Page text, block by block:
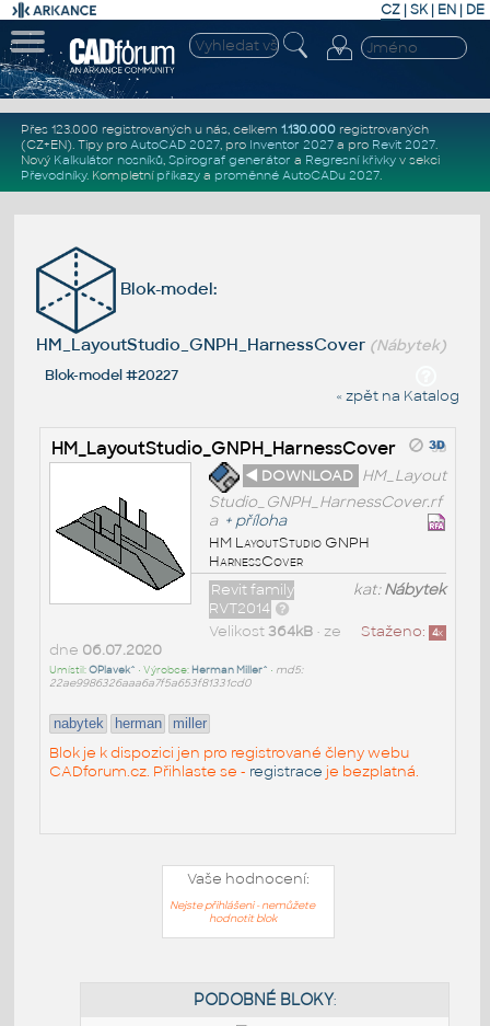
CZ | SK| EN | DE
Přes 123.000 registrovaných u nás, celkem 1.130.000registrovaných
(CZ+EN). Tipy pro AutoCAD 2027, pro Inventor 2027a pro Revit 2027.
Nový Kalkulátor nosníků, Spirograf generátor a Regresní křivkyv sekci
Převodníky. Kompletní příkazya proměnné AutoCADu 2027.
Blok-model:
HM_LayoutStudio_GNPH_HarnessCover (Nábytek)
Blok-model #20227
« zpět na Katalog
HM_LayoutStudio_GNPH_HarnessCover
◄ DOWNLOAD HM_Layout
Studio_GNPH_HarnessCover.rf
a + příloha
HM LayoutStudio GNPH
HarnessCover
kat:Nábytek
Revit family
RVT2014
Staženo: 4x
Velikost364kB• ze
dne 06.07.2020
Umístil:OPlavek^ • Výrobce: Herman Miller^ • md5:
22ae9986326aaa6a7f5a653f81331cd0
nabytek herman miller
Blok je k dispozici jen pro registrované členy webu
CADforum.cz. Přihlaste se - registrace je bezplatná.
Vaše hodnocení:
Nejste přihlášeni - nemůžete
hodnotit blok